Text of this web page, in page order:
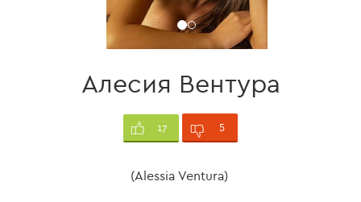
Алесия Вентура
17 5
(Alessia Ventura)